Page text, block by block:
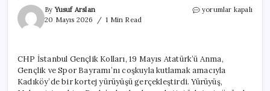
ByYusuf Arslan
20 Mayıs 2026
1 Min Read
CHP
Kortejiyle
Gençliği
Destekledi
yorumlar kapalı
CHP İstanbul Gençlik Kolları, 19 Mayıs Atatürk’ü Anma,
Gençlik ve Spor Bayramı’nı coşkuyla kutlamak amacıyla
Kadıköy’de bir kortej yürüyüşü gerçekleştirdi. Yürüyüş,